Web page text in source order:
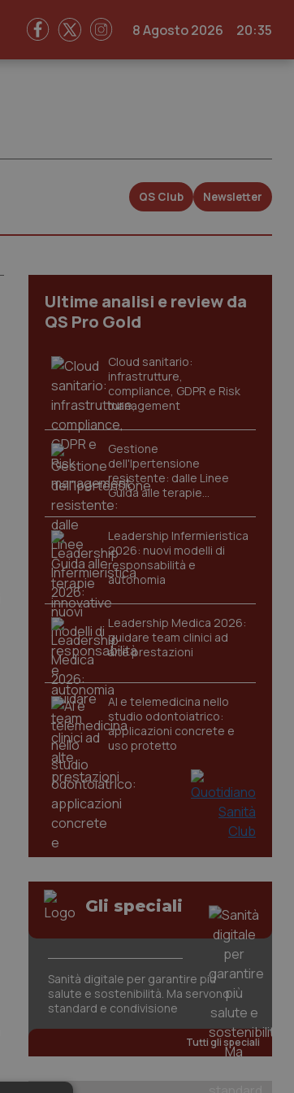
8 Agosto 2026 20:35
QS Club Newsletter
Ultime analisi e review da
QS Pro Gold
Cloud sanitario:
infrastrutture,
compliance, GDPR e Risk
management
Gestione
dell'Ipertensione
resistente: dalle Linee
Guida alle terapie
innovative
Leadership Infermieristica
2026: nuovi modelli di
responsabilità e
autonomia
Leadership Medica 2026:
guidare team clinici ad
alte prestazioni
AI e telemedicina nello
studio odontoiatrico:
applicazioni concrete e
uso protetto
Gli speciali
Sanità digitale per garantire più
salute e sostenibilità. Ma servono
standard e condivisione
Tutti gli speciali